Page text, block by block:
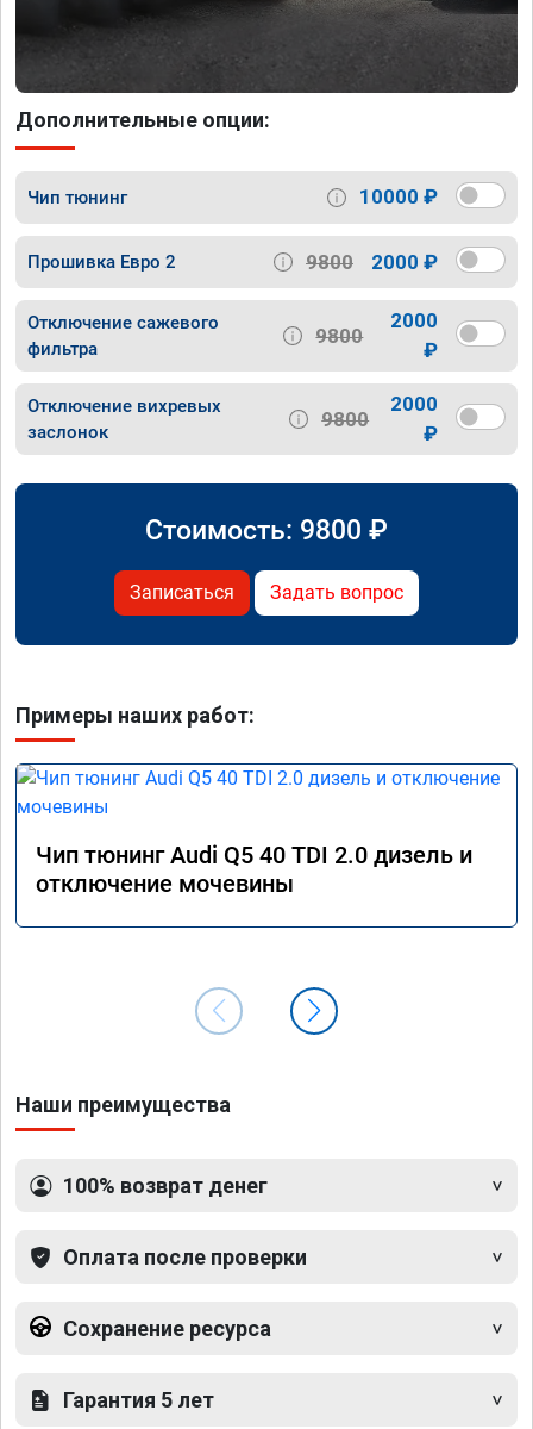
Дополнительные опции:
Чип тюнинг 10000 ₽
Прошивка Евро 2 9800 2000 ₽
Отключение сажевого
фильтра
9800
2000
₽
Отключение вихревых
заслонок
9800
2000
₽
Стоимость: 9800 ₽
Записаться Задать вопрос
Примеры наших работ:
Чип тюнинг Audi Q5 40 TDI 2.0 дизель и
отключение мочевины
Наши преимущества
100% возврат денег
Оплата после проверки
Сохранение ресурса
Гарантия 5 лет